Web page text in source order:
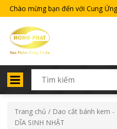
Chào mừng bạn đến với Cung
Trang chủ / Dao cắt bánh kem
DĨA SINH NHẬT